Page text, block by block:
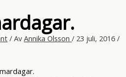
/ Av Annika Olsson / 23 juli, 2016 /